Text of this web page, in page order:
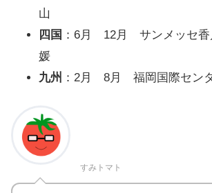
山
四国 ：6月 12月 サンメッセ
媛
九州 ：2月 8月 福岡国際セン
すみトマト